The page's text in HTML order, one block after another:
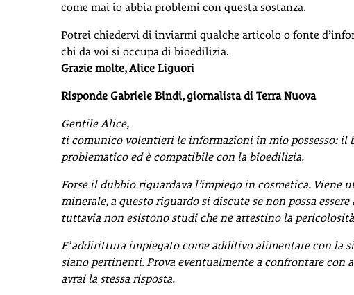
come mai io abbia problemi con questa sostanza.
Potrei chiedervi di inviarmi qualche articolo o fonte
chi da voi si occupa di bioedilizia.
Grazie molte, Alice Liguori
Risponde Gabriele Bindi, giornalista di Terra Nuova
Gentile Alice,
ti comunico volentieri le informazioni in mio possesso:
problematico ed è compatibile con la bioedilizia.
Forse il dubbio riguardava l’impiego in cosmetica.
minerale, a questo riguardo si discute se non possa
tuttavia non esistono studi che ne attestino la
E’ addirittura impiegato come additivo alimentare con la
siano pertinenti. Prova eventualmente a confrontare con
avrai la stessa risposta.